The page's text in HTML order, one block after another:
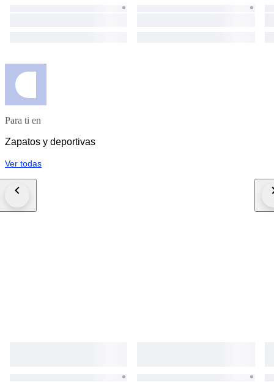
Para ti en
Zapatos y deportivas
Ver todas